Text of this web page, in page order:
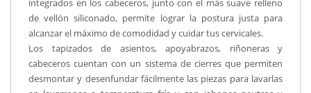
integrados en los cabeceros, junto con el más suave relleno
de vellón siliconado, permite lograr la postura justa para
alcanzar el máximo de comodidad y cuidar tus cervicales.
Los tapizados de asientos, apoyabrazos, riñoneras y
cabeceros cuentan con un sistema de cierres que permiten
desmontar y desenfundar fácilmente las piezas para lavarlas